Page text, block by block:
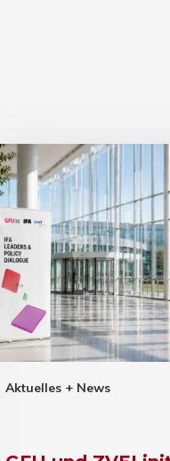
Aktuelles + News